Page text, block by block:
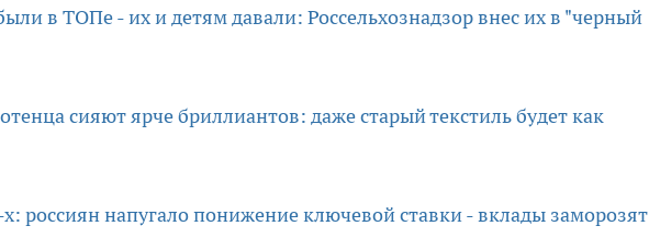
в ТОПе - их и детям давали: Россельхознадзор внес их в "черный
сияют ярче бриллиантов: даже старый текстиль будет как
россиян напугало понижение ключевой ставки - вклады заморозят